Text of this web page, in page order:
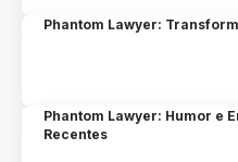
Phantom Lawyer:
Phantom Lawyer: Humor e
Recentes